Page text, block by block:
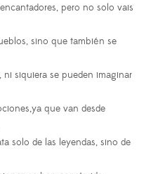
pero no solo vais
sino que también se
siquiera se pueden imaginar
que van desde
solo de las leyendas, sino de